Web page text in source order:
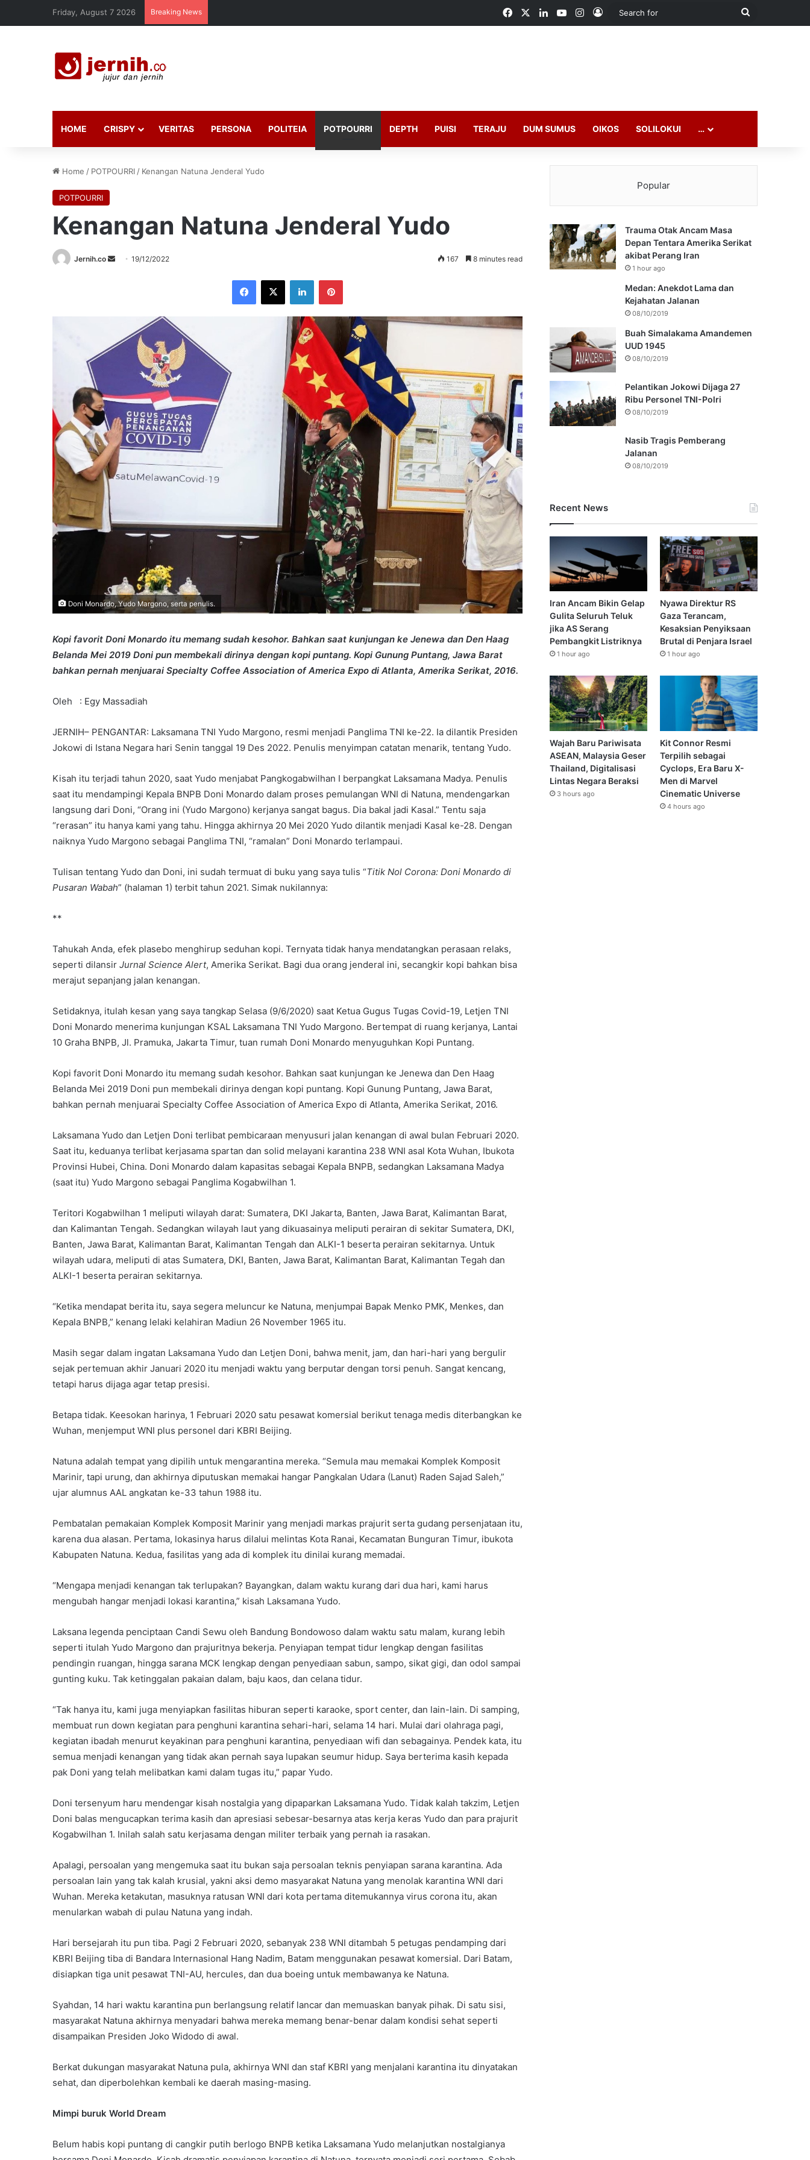
Friday, August 7 2026 Breaking News FacebookLinkedInYouTubeInstagram
Log In
Search
HOME CRISPY VERITAS PERSONA POLITEIA POTPOURRI DEPTH PUISI TERAJU DUM SUMUS OIKOS SOLILOKUI …
Home / POTPOURRI / Kenangan Natuna Jenderal Yudo
POTPOURRI
Kenangan Natuna Jenderal Yudo
Jernih.co
Send19/12/2022 167 8 minutes read
Facebook
X LinkedInPinterest
Doni Monardo, Yudo Margono, serta penulis.
Kopi favorit Doni Monardo itu memang sudah kesohor. Bahkan saat kunjungan ke Jenewa dan Den Haag
Belanda Mei 2019 Doni pun membekali dirinya dengan kopi puntang. Kopi Gunung Puntang, Jawa Barat
bahkan pernah menjuarai Specialty Coffee Association of America Expo di Atlanta, Amerika Serikat, 2016.
Oleh : Egy Massadiah
JERNIH– PENGANTAR: Laksamana TNI Yudo Margono, resmi menjadi Panglima TNI ke-22. Ia dilantik Presiden
Jokowi di Istana Negara hari Senin tanggal 19 Des 2022. Penulis menyimpan catatan menarik, tentang Yudo.
Kisah itu terjadi tahun 2020, saat Yudo menjabat Pangkogabwilhan I berpangkat Laksamana Madya. Penulis
saat itu mendampingi Kepala BNPB Doni Monardo dalam proses pemulangan WNI di Natuna, mendengarkan
langsung dari Doni, “Orang ini (Yudo Margono) kerjanya sangat bagus. Dia bakal jadi Kasal.” Tentu saja
“rerasan” itu hanya kami yang tahu. Hingga akhirnya 20 Mei 2020 Yudo dilantik menjadi Kasal ke-28. Dengan
naiknya Yudo Margono sebagai Panglima TNI, “ramalan” Doni Monardo terlampaui.
Tulisan tentang Yudo dan Doni, ini sudah termuat di buku yang saya tulis “Titik Nol Corona: Doni Monardo di
Pusaran Wabah” (halaman 1) terbit tahun 2021. Simak nukilannya:
**
Tahukah Anda, efek plasebo menghirup seduhan kopi. Ternyata tidak hanya mendatangkan perasaan relaks,
seperti dilansir Jurnal Science Alert, Amerika Serikat. Bagi dua orang jenderal ini, secangkir kopi bahkan bisa
merajut sepanjang jalan kenangan.
Setidaknya, itulah kesan yang saya tangkap Selasa (9/6/2020) saat Ketua Gugus Tugas Covid-19, Letjen TNI
Doni Monardo menerima kunjungan KSAL Laksamana TNI Yudo Margono. Bertempat di ruang kerjanya, Lantai
10 Graha BNPB, Jl. Pramuka, Jakarta Timur, tuan rumah Doni Monardo menyuguhkan Kopi Puntang.
Kopi favorit Doni Monardo itu memang sudah kesohor. Bahkan saat kunjungan ke Jenewa dan Den Haag
Belanda Mei 2019 Doni pun membekali dirinya dengan kopi puntang. Kopi Gunung Puntang, Jawa Barat,
bahkan pernah menjuarai Specialty Coffee Association of America Expo di Atlanta, Amerika Serikat, 2016.
Laksamana Yudo dan Letjen Doni terlibat pembicaraan menyusuri jalan kenangan di awal bulan Februari 2020.
Saat itu, keduanya terlibat kerjasama spartan dan solid melayani karantina 238 WNI asal Kota Wuhan, Ibukota
Provinsi Hubei, China. Doni Monardo dalam kapasitas sebagai Kepala BNPB, sedangkan Laksamana Madya
(saat itu) Yudo Margono sebagai Panglima Kogabwilhan 1.
Teritori Kogabwilhan 1 meliputi wilayah darat: Sumatera, DKI Jakarta, Banten, Jawa Barat, Kalimantan Barat,
dan Kalimantan Tengah. Sedangkan wilayah laut yang dikuasainya meliputi perairan di sekitar Sumatera, DKI,
Banten, Jawa Barat, Kalimantan Barat, Kalimantan Tengah dan ALKI-1 beserta perairan sekitarnya. Untuk
wilayah udara, meliputi di atas Sumatera, DKI, Banten, Jawa Barat, Kalimantan Barat, Kalimantan Tegah dan
ALKI-1 beserta perairan sekitarnya.
“Ketika mendapat berita itu, saya segera meluncur ke Natuna, menjumpai Bapak Menko PMK, Menkes, dan
Kepala BNPB,” kenang lelaki kelahiran Madiun 26 November 1965 itu.
Masih segar dalam ingatan Laksamana Yudo dan Letjen Doni, bahwa menit, jam, dan hari-hari yang bergulir
sejak pertemuan akhir Januari 2020 itu menjadi waktu yang berputar dengan torsi penuh. Sangat kencang,
tetapi harus dijaga agar tetap presisi.
Betapa tidak. Keesokan harinya, 1 Februari 2020 satu pesawat komersial berikut tenaga medis diterbangkan ke
Wuhan, menjemput WNI plus personel dari KBRI Beijing.
Natuna adalah tempat yang dipilih untuk mengarantina mereka. “Semula mau memakai Komplek Komposit
Marinir, tapi urung, dan akhirnya diputuskan memakai hangar Pangkalan Udara (Lanut) Raden Sajad Saleh,”
ujar alumnus AAL angkatan ke-33 tahun 1988 itu.
Pembatalan pemakaian Komplek Komposit Marinir yang menjadi markas prajurit serta gudang persenjataan itu,
karena dua alasan. Pertama, lokasinya harus dilalui melintas Kota Ranai, Kecamatan Bunguran Timur, ibukota
Kabupaten Natuna. Kedua, fasilitas yang ada di komplek itu dinilai kurang memadai.
“Mengapa menjadi kenangan tak terlupakan? Bayangkan, dalam waktu kurang dari dua hari, kami harus
mengubah hangar menjadi lokasi karantina,” kisah Laksamana Yudo.
Laksana legenda penciptaan Candi Sewu oleh Bandung Bondowoso dalam waktu satu malam, kurang lebih
seperti itulah Yudo Margono dan prajuritnya bekerja. Penyiapan tempat tidur lengkap dengan fasilitas
pendingin ruangan, hingga sarana MCK lengkap dengan penyediaan sabun, sampo, sikat gigi, dan odol sampai
gunting kuku. Tak ketinggalan pakaian dalam, baju kaos, dan celana tidur.
“Tak hanya itu, kami juga menyiapkan fasilitas hiburan seperti karaoke, sport center, dan lain-lain. Di samping,
membuat run down kegiatan para penghuni karantina sehari-hari, selama 14 hari. Mulai dari olahraga pagi,
kegiatan ibadah menurut keyakinan para penghuni karantina, penyediaan wifi dan sebagainya. Pendek kata, itu
semua menjadi kenangan yang tidak akan pernah saya lupakan seumur hidup. Saya berterima kasih kepada
pak Doni yang telah melibatkan kami dalam tugas itu,” papar Yudo.
Doni tersenyum haru mendengar kisah nostalgia yang dipaparkan Laksamana Yudo. Tidak kalah takzim, Letjen
Doni balas mengucapkan terima kasih dan apresiasi sebesar-besarnya atas kerja keras Yudo dan para prajurit
Kogabwilhan 1. Inilah salah satu kerjasama dengan militer terbaik yang pernah ia rasakan.
Apalagi, persoalan yang mengemuka saat itu bukan saja persoalan teknis penyiapan sarana karantina. Ada
persoalan lain yang tak kalah krusial, yakni aksi demo masyarakat Natuna yang menolak karantina WNI dari
Wuhan. Mereka ketakutan, masuknya ratusan WNI dari kota pertama ditemukannya virus corona itu, akan
menularkan wabah di pulau Natuna yang indah.
Hari bersejarah itu pun tiba. Pagi 2 Februari 2020, sebanyak 238 WNI ditambah 5 petugas pendamping dari
KBRI Beijing tiba di Bandara Internasional Hang Nadim, Batam menggunakan pesawat komersial. Dari Batam,
disiapkan tiga unit pesawat TNI-AU, hercules, dan dua boeing untuk membawanya ke Natuna.
Syahdan, 14 hari waktu karantina pun berlangsung relatif lancar dan memuaskan banyak pihak. Di satu sisi,
masyarakat Natuna akhirnya menyadari bahwa mereka memang benar-benar dalam kondisi sehat seperti
disampaikan Presiden Joko Widodo di awal.
Berkat dukungan masyarakat Natuna pula, akhirnya WNI dan staf KBRI yang menjalani karantina itu dinyatakan
sehat, dan diperbolehkan kembali ke daerah masing-masing.
Mimpi buruk World Dream
Belum habis kopi puntang di cangkir putih berlogo BNPB ketika Laksamana Yudo melanjutkan nostalgianya
Popular
Trauma Otak Ancam Masa
Depan Tentara Amerika Serikat
akibat Perang Iran
1 hour ago
Medan: Anekdot Lama dan
Kejahatan Jalanan
08/10/2019
Buah Simalakama Amandemen
UUD 1945
08/10/2019
Pelantikan Jokowi Dijaga 27
Ribu Personel TNI-Polri
08/10/2019
Nasib Tragis Pemberang
Jalanan
08/10/2019
Recent News
Iran Ancam Bikin Gelap
Gulita Seluruh Teluk
jika AS Serang
Pembangkit Listriknya
1 hour ago
Nyawa Direktur RS
Gaza Terancam,
Kesaksian Penyiksaan
Brutal di Penjara Israel
1 hour ago
Wajah Baru Pariwisata
ASEAN, Malaysia Geser
Thailand, Digitalisasi
Lintas Negara Beraksi
3 hours ago
Kit Connor Resmi
Terpilih sebagai
Cyclops, Era Baru X-
Men di Marvel
Cinematic Universe
4 hours ago